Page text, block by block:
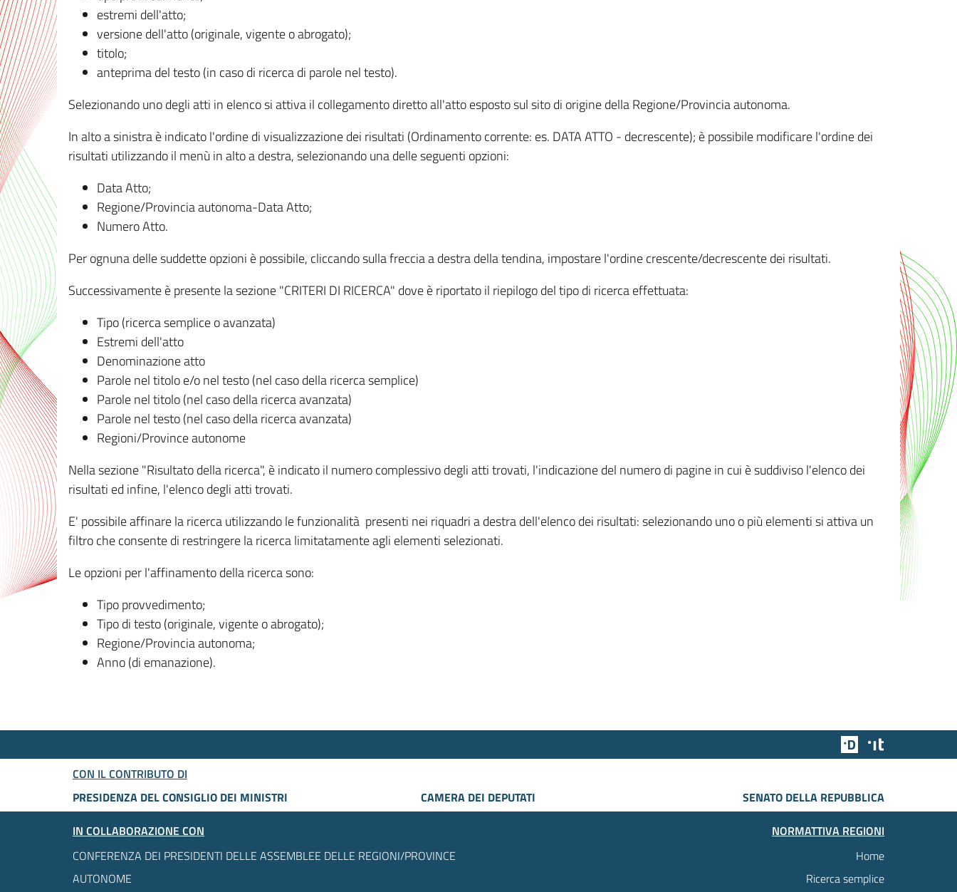
estremi dell'atto;
versione dell'atto (originale, vigente o abrogato);
titolo;
anteprima del testo (in caso di ricerca di parole nel testo).
Selezionando uno degli atti in elenco si attiva il collegamento diretto all'atto esposto sul sito di origine della Regione/Provincia autonoma.
In alto a sinistra è indicato l'ordine di visualizzazione dei risultati (Ordinamento corrente: es. DATA ATTO - decrescente); è possibile modificare l'ordine dei
risultati utilizzando il menù in alto a destra, selezionando una delle seguenti opzioni:
Data Atto;
Regione/Provincia autonoma-Data Atto;
Numero Atto.
Per ognuna delle suddette opzioni è possibile, cliccando sulla freccia a destra della tendina, impostare l'ordine crescente/decrescente dei risultati.
Successivamente è presente la sezione "CRITERI DI RICERCA" dove è riportato il riepilogo del tipo di ricerca effettuata:
Tipo (ricerca semplice o avanzata)
Estremi dell'atto
Denominazione atto
Parole nel titolo e/o nel testo (nel caso della ricerca semplice)
Parole nel titolo (nel caso della ricerca avanzata)
Parole nel testo (nel caso della ricerca avanzata)
Regioni/Province autonome
Nella sezione "Risultato della ricerca", è indicato il numero complessivo degli atti trovati, l'indicazione del numero di pagine in cui è suddiviso l'elenco dei
risultati ed infine, l'elenco degli atti trovati.
E' possibile affinare la ricerca utilizzando le funzionalità presenti nei riquadri a destra dell'elenco dei risultati: selezionando uno o più elementi si attiva un
filtro che consente di restringere la ricerca limitatamente agli elementi selezionati.
Le opzioni per l'affinamento della ricerca sono:
Tipo provvedimento;
Tipo di testo (originale, vigente o abrogato);
Regione/Provincia autonoma;
Anno (di emanazione).
Team Digitale
CON IL CONTRIBUTO DI
PRESIDENZA DEL CONSIGLIO DEI MINISTRI
CAMERA DEI DEPUTATI
SENATO DELLA REPUBBLICA
IN COLLABORAZIONE CON
CONFERENZA DEI PRESIDENTI DELLE ASSEMBLEE DELLE REGIONI/PROVINCE
AUTONOME
NORMATTIVA REGIONI
Home
Ricerca semplice